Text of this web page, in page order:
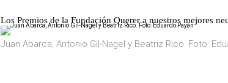
Los Premios de la Fundación Querer a nuestros mejores
Juan Abarca, Antonio Gil-Nagel y Beatriz Rico. Foto: